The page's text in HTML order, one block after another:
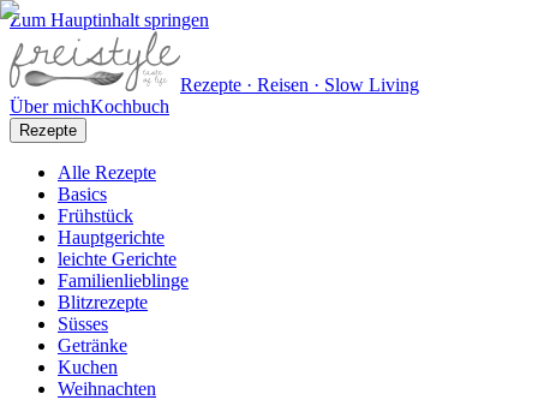
Zum Hauptinhalt springen
Rezepte · Reisen · Slow Living
Über michKochbuch
Rezepte
Alle Rezepte
Basics
Frühstück
Hauptgerichte
leichte Gerichte
Familienlieblinge
Blitzrezepte
Süsses
Getränke
Kuchen
Weihnachten